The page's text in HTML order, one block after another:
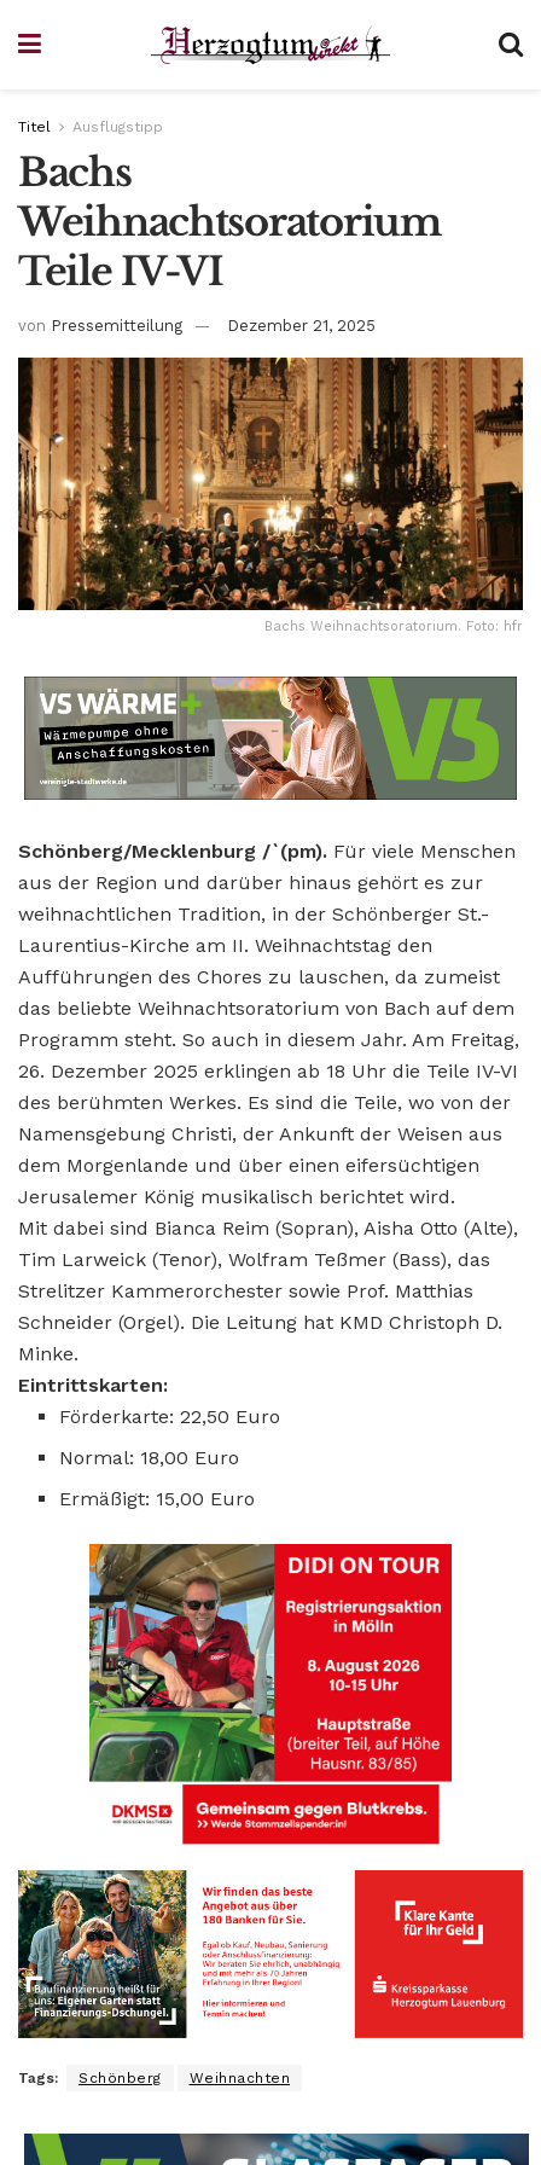
Titel Ausflugstipp
Bachs
Weihnachtsoratorium
Teile IV-VI
von Pressemitteilung Dezember 21, 2025
Bachs Weihnachtsoratorium. Foto: hfr
Schönberg/Mecklenburg /`(pm). Für viele Menschen
aus der Region und darüber hinaus gehört es zur
weihnachtlichen Tradition, in der Schönberger St.-
Laurentius-Kirche am II. Weihnachtstag den
Aufführungen des Chores zu lauschen, da zumeist
das beliebte Weihnachtsoratorium von Bach auf dem
Programm steht. So auch in diesem Jahr. Am Freitag,
26. Dezember 2025 erklingen ab 18 Uhr die Teile IV-VI
des berühmten Werkes. Es sind die Teile, wo von der
Namensgebung Christi, der Ankunft der Weisen aus
dem Morgenlande und über einen eifersüchtigen
Jerusalemer König musikalisch berichtet wird.
Mit dabei sind Bianca Reim (Sopran), Aisha Otto (Alte),
Tim Larweick (Tenor), Wolfram Teßmer (Bass), das
Strelitzer Kammerorchester sowie Prof. Matthias
Schneider (Orgel). Die Leitung hat KMD Christoph D.
Minke.
Eintrittskarten:
Förderkarte: 22,50 Euro
Normal: 18,00 Euro
Ermäßigt: 15,00 Euro
Tags: Schönberg Weihnachten